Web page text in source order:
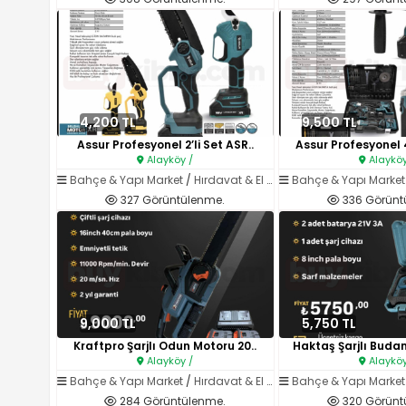
4,200 TL
Assur Profesyonel 2’li Set ASR..
Alayköy /
Bahçe & Yapı Market/ Hırdavat & El Aletleri
327 Görüntülenme.
9,500 TL
Assur Profesyonel
Bahçe & Yapı Market
336
9,000 TL
Kraftpro Şarjlı Odun Motoru 20..
Alayköy /
Bahçe & Yapı Market/ Hırdavat & El Aletleri
284 Görüntülenme.
5,750 TL
Haktaş Şarjlı
Bahçe & Yapı Market
320